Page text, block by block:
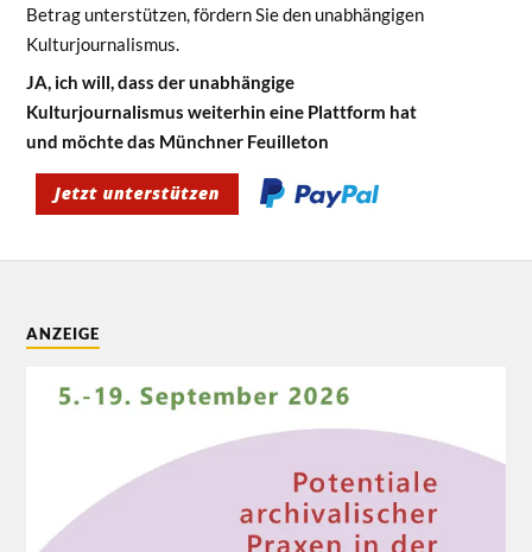
Betrag unterstützen, fördern Sie den unabhängigen
Kulturjournalismus.
JA, ich will, dass der unabhängige
Kulturjournalismus weiterhin eine Plattform hat
und möchte das Münchner Feuilleton
ANZEIGE